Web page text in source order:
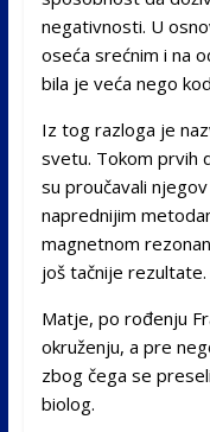
negativnosti. U
oseća srećnim i na
bila je veća nego
Iz tog razloga je
svetu. Tokom prvih
su proučavali
naprednijim
magnetnom
još tačnije rezultate.
Matje, po rođenju
okruženju, a pre
zbog čega se
biolog.